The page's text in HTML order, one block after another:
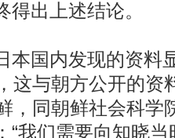
出上述结论。
国内发现的资料
这与朝方公开的资
，同朝鲜社会科学
“我们需要向知晓